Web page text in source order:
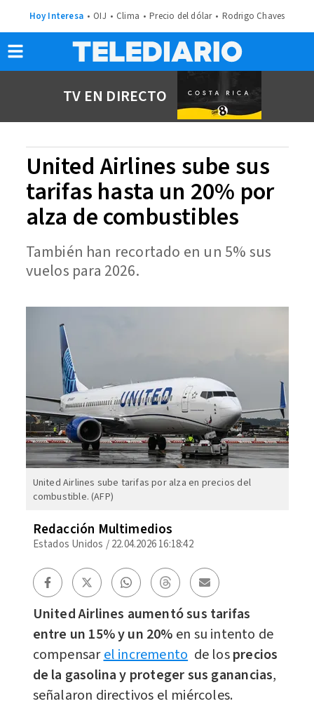
Hoy Interesa OIJ Clima Precio del dólar Rodrigo Chaves
TV EN DIRECTO
United Airlines sube sus
tarifas hasta un 20% por
alza de combustibles
También han recortado en un 5% sus
vuelos para 2026.
United Airlines sube tarifas por alza en precios del
combustible. (AFP)
Redacción Multimedios
Estados Unidos /22.04.2026 16:18:42
United Airlines aumentó sus tarifas
entre un 15% y un 20% en su intento de
compensarel incremento de losprecios
de la gasolina y proteger sus ganancias,
señalaron directivos el miércoles.